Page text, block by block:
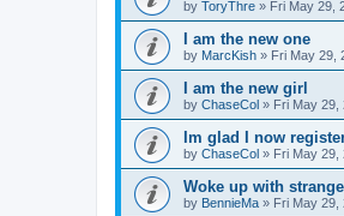
by ToryThre » Fri May 29,
I am the new one
by MarcKish » Fri May 29,
I am the new girl
by ChaseCol » Fri May 29,
Im glad I now
by ChaseCol » Fri May 29,
Woke up with
by BennieMa » Fri May 29,